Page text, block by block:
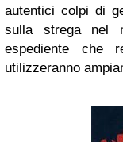
autentici colpi di
sulla strega nel
espediente che
utilizzeranno